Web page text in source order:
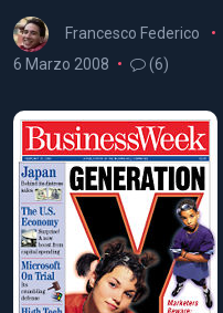
Francesco Federico
6 Marzo 2008
(6)